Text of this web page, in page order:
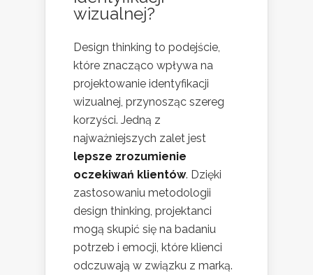
wizualnej?
Design thinking to podejście,
które znacząco wpływa na
projektowanie identyfikacji
wizualnej, przynosząc szereg
korzyści. Jedną z
najważniejszych zalet jest
lepsze zrozumienie
oczekiwań klientów. Dzięki
zastosowaniu metodologii
design thinking, projektanci
mogą skupić się na badaniu
potrzeb i emocji, które klienci
odczuwają w związku z marką.